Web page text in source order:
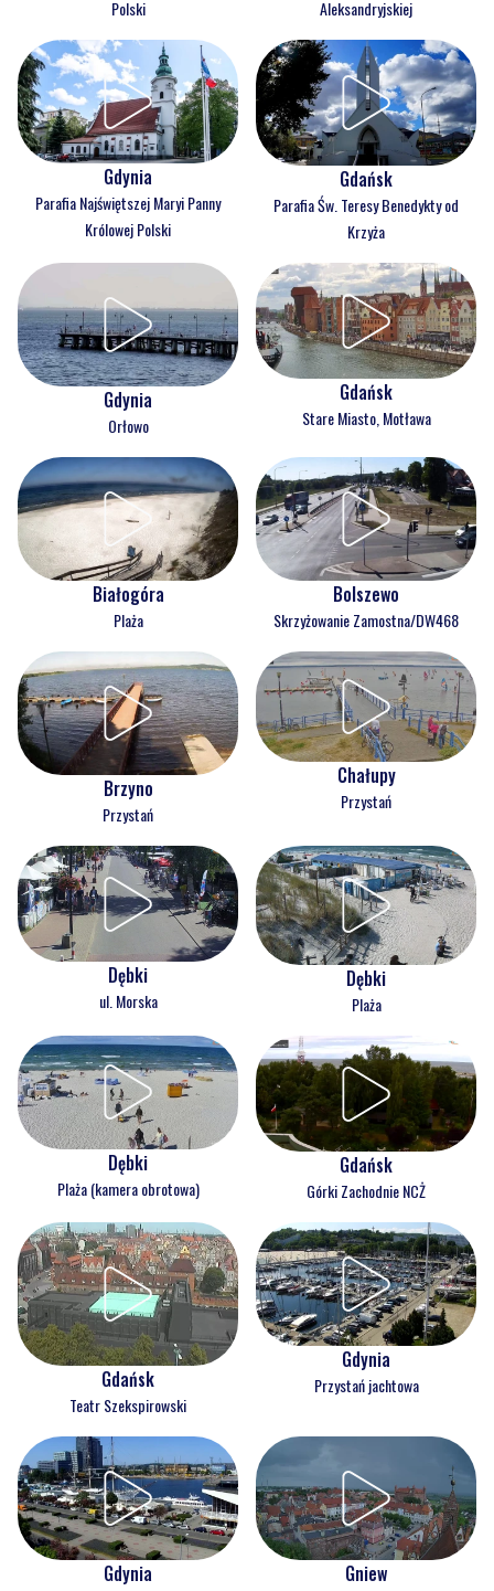
Polski Aleksandryjskiej
Gdynia
Parafia Najświętszej Maryi Panny
Królowej Polski
Gdańsk
Parafia Św. Teresy Benedykty od
Krzyża
Gdynia
Orłowo
Gdańsk
Stare Miasto, Motława
Białogóra
Plaża
Bolszewo
Skrzyżowanie Zamostna/DW468
Brzyno
Przystań
Chałupy
Przystań
Dębki
ul. Morska
Dębki
Plaża
Dębki
Plaża (kamera obrotowa)
Gdańsk
Górki Zachodnie NCŻ
Gdańsk
Teatr Szekspirowski
Gdynia
Przystań jachtowa
Gdynia Gniew